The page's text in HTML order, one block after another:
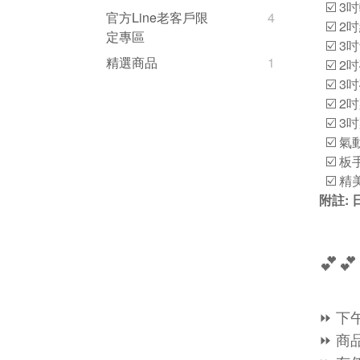
官方Line老客戶限
定專區
4
精選商品 1
☑️ 3
☑️ 2
☑️ 3
☑️ 2
☑️ 3
☑️ 2
☑️ 3
☑️ 氣
☑️ 板
☑️ 精
附註:
⏩ 下
⏩ 商